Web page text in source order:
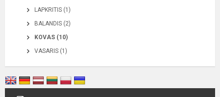
LAPKRITIS (1)
BALANDIS (2)
KOVAS (10)
VASARIS (1)